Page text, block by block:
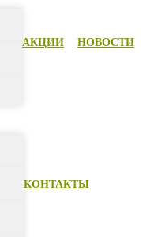
АКЦИИ НОВОСТИ
КОНТАКТЫ